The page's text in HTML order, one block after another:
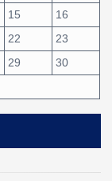
15
16
22
23
29
30